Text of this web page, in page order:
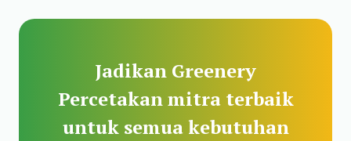
Jadikan Greenery
Percetakan mitra terbaik
untuk semua kebutuhan